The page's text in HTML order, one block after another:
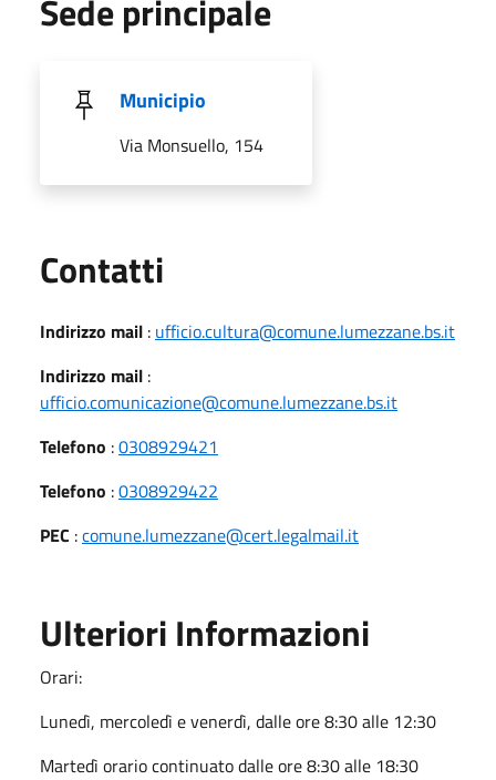
Sede principale
Municipio
Via Monsuello, 154
Contatti
Indirizzo mail : ufficio.cultura@comune.lumezzane.bs.it
Indirizzo mail :
ufficio.comunicazione@comune.lumezzane.bs.it
Telefono :0308929421
Telefono :0308929422
PEC :comune.lumezzane@cert.legalmail.it
Ulteriori Informazioni
Orari:
Lunedì, mercoledì e venerdì, dalle ore 8:30 alle 12:30
Martedì orario continuato dalle ore 8:30 alle 18:30